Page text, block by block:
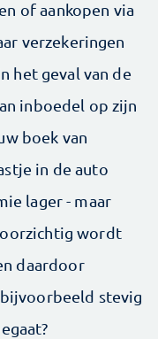
of aankopen via
verzekeringen
het geval van de
inboedel op zijn
boek van
in de auto
lager - maar
wordt
daardoor
stevig